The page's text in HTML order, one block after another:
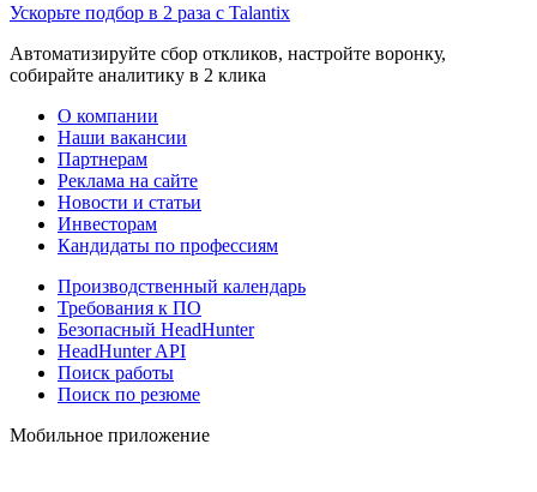
Ускорьте подбор в 2 раза с Talantix
Автоматизируйте сбор откликов, настройте воронку,
собирайте аналитику в 2 клика
О компании
Наши вакансии
Партнерам
Реклама на сайте
Новости и статьи
Инвесторам
Кандидаты по профессиям
Производственный календарь
Требования к ПО
Безопасный HeadHunter
HeadHunter API
Поиск работы
Поиск по резюме
Мобильное приложение